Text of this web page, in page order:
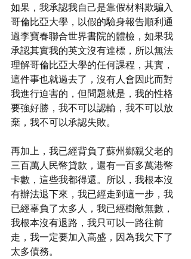
如果，我承認我自己是靠假材料欺騙入
哥倫比亞大學，以假的驗身報告順利通
過李寶春聯合世界書院的體檢，如果我
承認其實我的英文沒有達標，所以無法
理解哥倫比亞大學的任何課程，其實，
這件事也就過去了，沒有人會因此而對
我進行迫害的，但問題就是，我的性格
要強好勝，我不可以認輸，我不可以放
棄，我不可以承認失敗。
再加上，我已經背負了蘇州鄉親父老的
三百萬人民幣貸款，還有一百多萬港幣
卡數，這些我都得還。所以，我根本沒
有辦法退下來，我已經走到這一步，我
已經辜負了太多人，我已經樹敵無數，
我根本沒有退路，我只可以一路往前
走，我一定要加入高盛，因為我欠下了
太多債務。